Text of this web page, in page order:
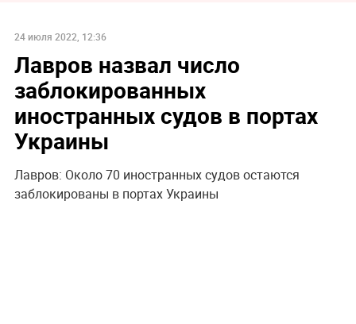
24 июля 2022, 12:36
Лавров назвал число
заблокированных
иностранных судов в портах
Украины
Лавров: Около 70 иностранных судов остаются
заблокированы в портах Украины